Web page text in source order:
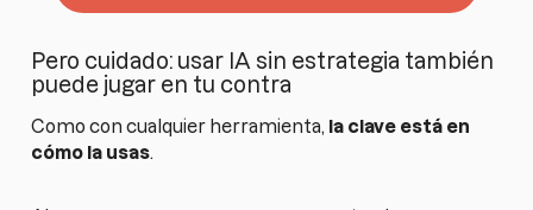
Pero cuidado: usar IA sin estrategia también
puede jugar en tu contra
Como con cualquier herramienta, la clave está en
cómo la usas.